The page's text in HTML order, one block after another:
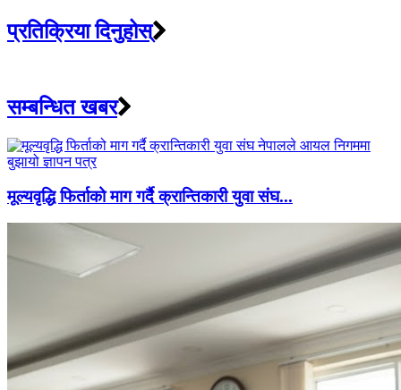
प्रतिक्रिया दिनुहोस्
सम्बन्धित खबर
मूल्यवृद्धि फिर्ताको माग गर्दै क्रान्तिकारी युवा संघ...